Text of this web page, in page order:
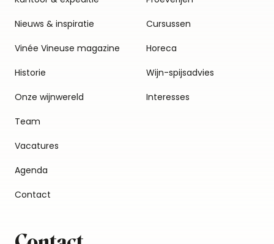
Nieuws & inspiratie
Vinée Vineuse magazine
Historie
Onze wijnwereld
Team
Vacatures
Agenda
Contact
Cursussen
Horeca
Wijn-spijsadvies
Interesses